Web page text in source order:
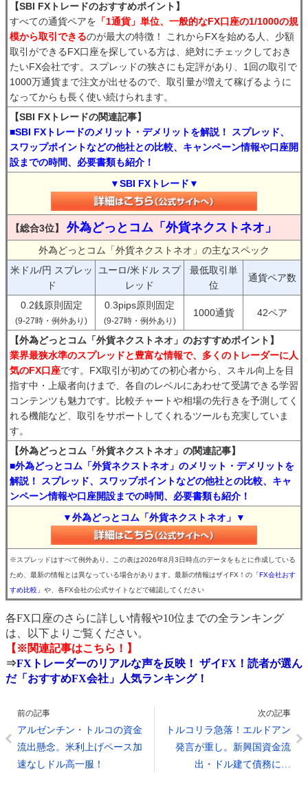
【SBI FXトレードのおすすめポイント】
すべての通貨ペアを 「1通貨」単位、一般的なFX口座の1/1000の規
模から取引できるのが最大の特徴！ これからFXを始める人、少額
取引ができるFX口座を探している方は、絶対にチェックしておき
たいFX会社です。スプレッドの狭さにも定評があり、1回の取引で
1000万通貨まで注文が出せるので、取引量が増えて稼げるように
なってからも長く使い続けられます。
【SBI FXトレードの関連記事】
■SBI FXトレードのメリット・デメリットを解説！ スプレッド、
スワップポイントなどの他社との比較、キャンペーン情報や口座開
設までの時間、必要書類も紹介！
▼SBI FXトレード▼
【総合3位】 外為どっとコム「外貨ネクストネオ」
外為どっとコム「外貨ネクストネオ」の主なスペック
米ドル/円 スプレッ
ド
ユーロ/米ドル スプ
レッド
最低取引単
位
通貨ペア数
0.2銭原則固定
(9-27時・例外あり)
0.3pips原則固定
(9-27時・例外あり)
1000通貨 42ペア
【外為どっとコム「外貨ネクストネオ」のおすすめポイント】
業界最狭水準のスプレッドと豊富な情報で、多くのトレーダーに人
気のFX口座です。FX取引が初めての初心者から、スキル向上を目
指す中・上級者向けまで、各自のレベルにあわせて受講できる学習
コンテンツも魅力です。比較チャートや相場の先行きを予測してく
れる機能など、取引をサポートしてくれるツールも充実していま
す。
【外為どっとコム「外貨ネクストネオ」の関連記事】
■外為どっとコム「外貨ネクストネオ」のメリット・デメリットを
解説！ スプレッド、スワップポイントなどの他社との比較、キャ
ンペーン情報や口座開設までの時間、必要書類も紹介！
▼外為どっとコム「外貨ネクストネオ」▼
※スプレッドはすべて例外あり。この表は2026年8月3日時点のデータをもとに作成している
ため、最新の情報とは異なっている場合があります。最新の情報はザイFX！の 「FX会社おす
すめ比較」 や、各FX会社の公式サイトなどで確認してください
各FX口座のさらに詳しい情報や10位までの全ランキング
は、以下よりご覧ください。
【※関連記事はこちら！】
⇒FXトレーダーのリアルな声を反映！ ザイFX！読者が選ん
だ「おすすめFX会社」人気ランキング！
前の記事
アルゼンチン・トルコの資金
流出懸念。米利上げペース加
速なしドル高一服！
次の記事
トルコリラ急落！エルドアン
発言が重し。新興国資金流
出・ドル建て債務に…